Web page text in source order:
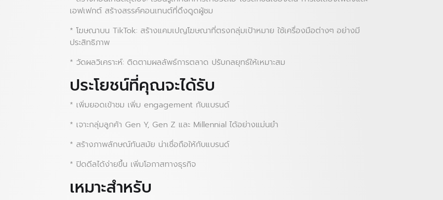
เอฟเฟกต์ สร้างสรรค์คอนเทนต์ที่ดึงดูดผู้ชม
* โฆษณาบน TikTok: สร้างแคมเปญโฆษณาที่ตรงกลุ่มเป้าหมาย ใช้เครื่องมือต่างๆ อย่างมี
ประสิทธิภาพ
* วัดผลวิเคราะห์: ติดตามผลลัพธ์การตลาด ปรับกลยุทธ์ให้เหมาะสม
ประโยชน์ที่คุณจะได้รับ
* เพิ่มยอดเข้าชม เพิ่ม engagement กับแบรนด์
* เจาะกลุ่มลูกค้า Gen Y, Gen Z และ Millennial ได้อย่างแม่นยำ
* สร้างภาพลักษณ์ทันสมัย น่าเชื่อถือให้กับแบรนด์
* ปิดดีลได้ง่ายขึ้น เพิ่มโอกาสทางธุรกิจ
เหมาะสำหรับ